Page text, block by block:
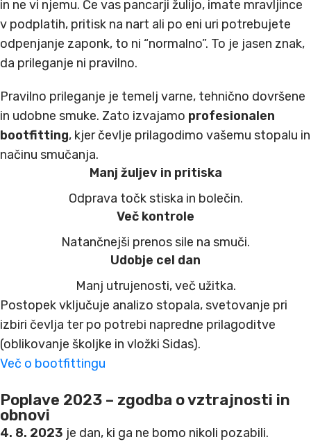
in ne vi njemu. Če vas pancarji žulijo, imate mravljince
v podplatih, pritisk na nart ali po eni uri potrebujete
odpenjanje zaponk, to ni “normalno”. To je jasen znak,
da prileganje ni pravilno.
Pravilno prileganje je temelj varne, tehnično dovršene
in udobne smuke. Zato izvajamo profesionalen
bootfitting, kjer čevlje prilagodimo vašemu stopalu in
načinu smučanja.
Manj žuljev in pritiska
Odprava točk stiska in bolečin.
Več kontrole
Natančnejši prenos sile na smuči.
Udobje cel dan
Manj utrujenosti, več užitka.
Postopek vključuje analizo stopala, svetovanje pri
izbiri čevlja ter po potrebi napredne prilagoditve
(oblikovanje školjke in vložki Sidas).
Več o bootfittingu
Poplave 2023 – zgodba o vztrajnosti in
obnovi
4. 8. 2023 je dan, ki ga ne bomo nikoli pozabili.